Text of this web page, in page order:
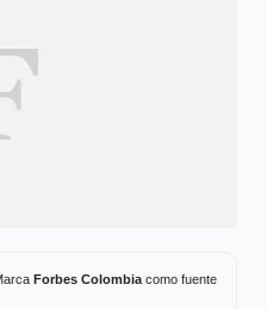
Forbes Colombiacomo fuente